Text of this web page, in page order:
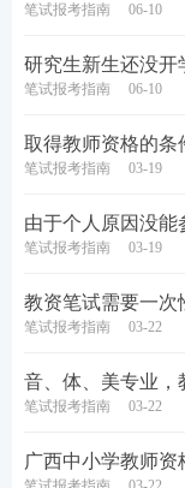
笔试报考指南 06-10
研究生新生还没开
笔试报考指南 06-10
取得教师资格的条
笔试报考指南 03-19
由于个人原因没能
笔试报考指南 03-19
教资笔试需要一次
笔试报考指南 03-22
音、体、美专业，
笔试报考指南 03-22
广西中小学教师资